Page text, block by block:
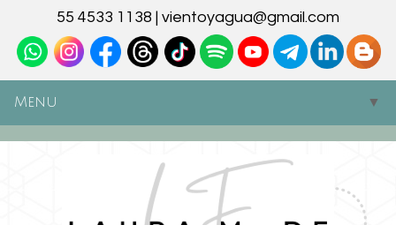
55 4533 1138 | vientoyagua@gmail.com
Menu ▼